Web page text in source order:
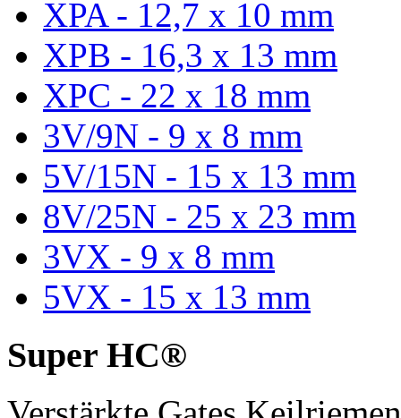
XPA - 12,7 x 10 mm
XPB - 16,3 x 13 mm
XPC - 22 x 18 mm
3V/9N - 9 x 8 mm
5V/15N - 15 x 13 mm
8V/25N - 25 x 23 mm
3VX - 9 x 8 mm
5VX - 15 x 13 mm
Super HC®